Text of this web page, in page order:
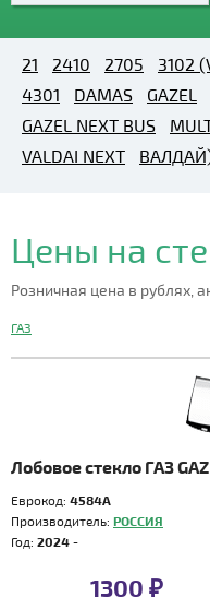
21 2410 2705 3102
4301
DAMAS GAZEL
GAZEL NEXT BUS
VALDAI NEXT
Цены на
Розничная цена в рублях,
ГАЗ
Лобовое стекло ГАЗ
Еврокод: 4584A
Производитель: РОССИЯ
Год: 2024 -
1300 ₽